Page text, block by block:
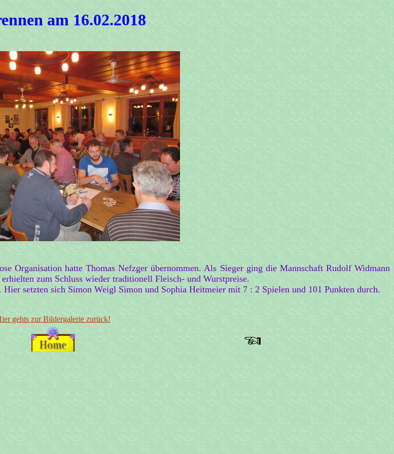
am 16.02.2018
Organisation hatte Thomas Nefzger übernommen. Als Sieger ging die Mannschaft Rudolf Widmann
zum Schluss wieder traditionell Fleisch- und Wurstpreise.
setzten sich Simon Weigl Simon und Sophia Heitmeier mit 7 : 2 Spielen und 101 Punkten durch.
gehts zur Bildergalerie zurück!